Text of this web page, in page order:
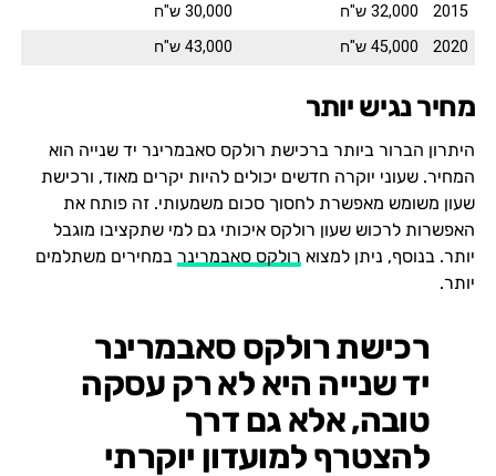
2015
32,000 ש"ח
30,000 ש"ח
2020
45,000 ש"ח 43,000 ש"ח
מחיר נגיש יותר
היתרון הברור ביותר ברכישת רולקס סאבמרינר יד שנייה הוא
המחיר. שעוני יוקרה חדשים יכולים להיות יקרים מאוד, ורכישת
שעון משומש מאפשרת לחסוך סכום משמעותי. זה פותח את
האפשרות לרכוש שעון רולקס איכותי גם למי שתקציבו מוגבל
יותר. בנוסף, ניתן למצוא רולקס סאבמרינרבמחירים משתלמים
יותר.
רכישת רולקס סאבמרינר
יד שנייה היא לא רק עסקה
טובה, אלא גם דרך
להצטרף למועדון יוקרתי